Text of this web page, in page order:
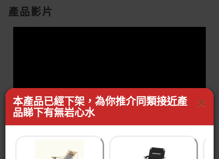
產品影片
影片介紹列表 - 按以下按鈕切換影片
×
本產品已經下架，為你推介同類接近產
品睇下有無岩心水